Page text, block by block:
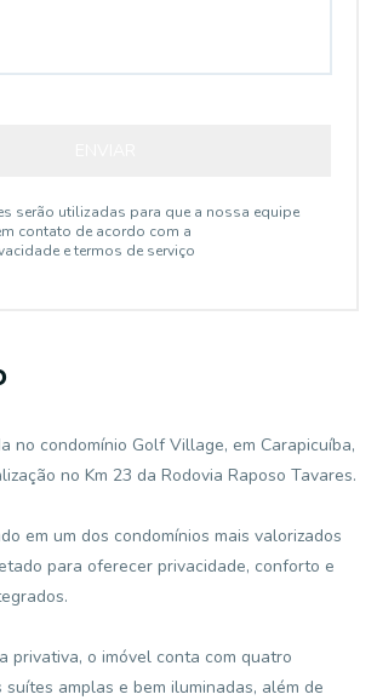
serão utilizadas para que a nossa equipe
contato de acordo com a
e termos de serviço
no condomínio Golf Village, em Carapicuíba,
no Km 23 da Rodovia Raposo Tavares.
em um dos condomínios mais valorizados
para oferecer privacidade, conforto e
privativa, o imóvel conta com quatro
amplas e bem iluminadas, além de